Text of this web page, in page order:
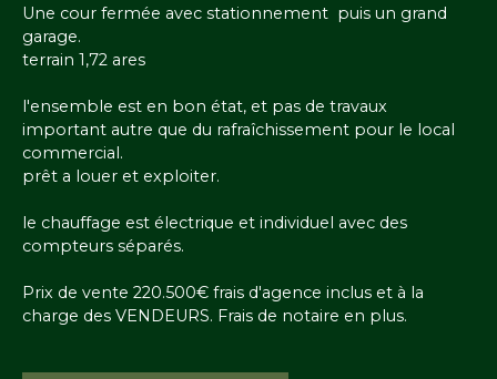
Une cour fermée avec stationnement puis un grand
garage.
terrain 1,72 ares
l'ensemble est en bon état, et pas de travaux
important autre que du rafraîchissement pour le local
commercial.
prêt a louer et exploiter.
le chauffage est électrique et individuel avec des
compteurs séparés.
Prix de vente 220.500€ frais d'agence inclus et à la
charge des VENDEURS. Frais de notaire en plus.